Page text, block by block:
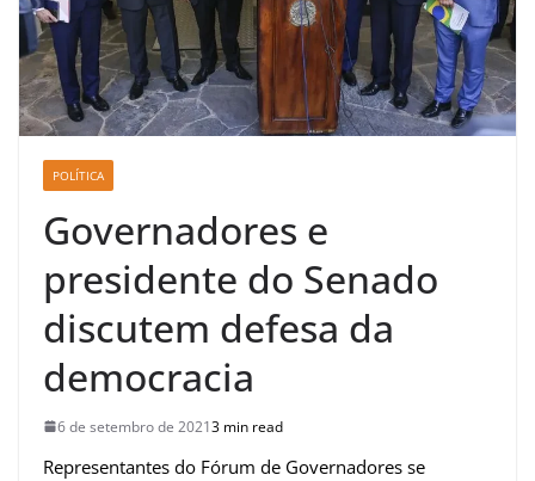
POLÍTICA
Governadores e
presidente do Senado
discutem defesa da
democracia
6 de setembro de 20213 min read
Representantes do Fórum de Governadores se